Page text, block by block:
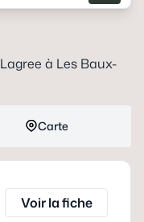
Lagree à Les Baux-
Carte
Voir la fiche